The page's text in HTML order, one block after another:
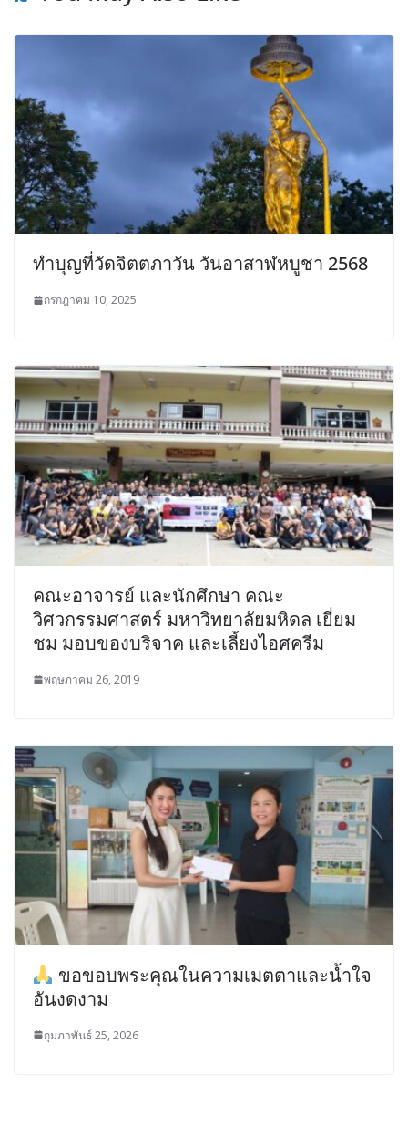
ทำบุญที่วัดจิตตภาวัน วันอาสาฬหบูชา 2568
กรกฎาคม 10, 2025
คณะอาจารย์ และนักศึกษา คณะ
วิศวกรรมศาสตร์ มหาวิทยาลัยมหิดล เยี่ยม
ชม มอบของบริจาค และเลี้ยงไอศครีม
พฤษภาคม 26, 2019
ขอขอบพระคุณในความเมตตาและน้ำใจ
อันงดงาม
กุมภาพันธ์ 25, 2026